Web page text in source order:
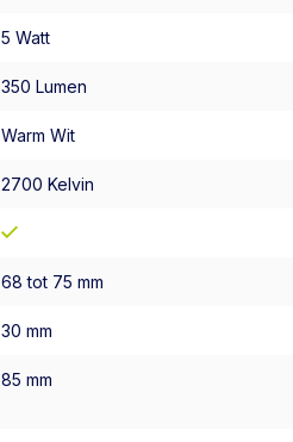
5 Watt
350 Lumen
Warm Wit
2700 Kelvin
68 tot 75 mm
30 mm
85 mm